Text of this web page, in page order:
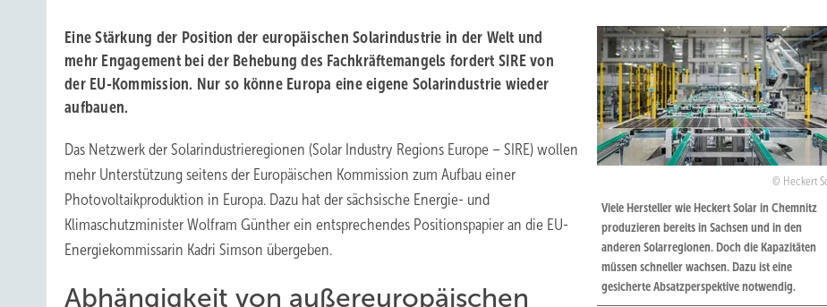
Heckert
Viele Hersteller wie Heckert Solar in Chemnitz
produzieren bereits in Sachsen und in den
anderen Solarregionen. Doch die Kapazitäten
müssen schneller wachsen. Dazu ist eine
gesicherte Absatzperspektive notwendig.
Eine Stärkung der Position der europäischen Solarindustrie in der Welt und
mehr Engagement bei der Behebung des Fachkräftemangels fordert SIRE von
der EU-Kommission. Nur so könne Europa eine eigene Solarindustrie wieder
aufbauen.
Das Netzwerk der Solarindustrieregionen (Solar Industry Regions Europe – SIRE) wollen
mehr Unterstützung seitens der Europäischen Kommission zum Aufbau einer
Photovoltaikproduktion in Europa. Dazu hat der sächsische Energie- und
Klimaschutzminister Wolfram Günther ein entsprechendes Positionspapier an die EU-
Energiekommissarin Kadri Simson übergeben.
Abhängigkeit von außereuropäischen